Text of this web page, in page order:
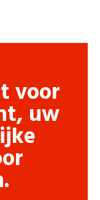
voor
uw